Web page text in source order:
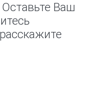
Ваш